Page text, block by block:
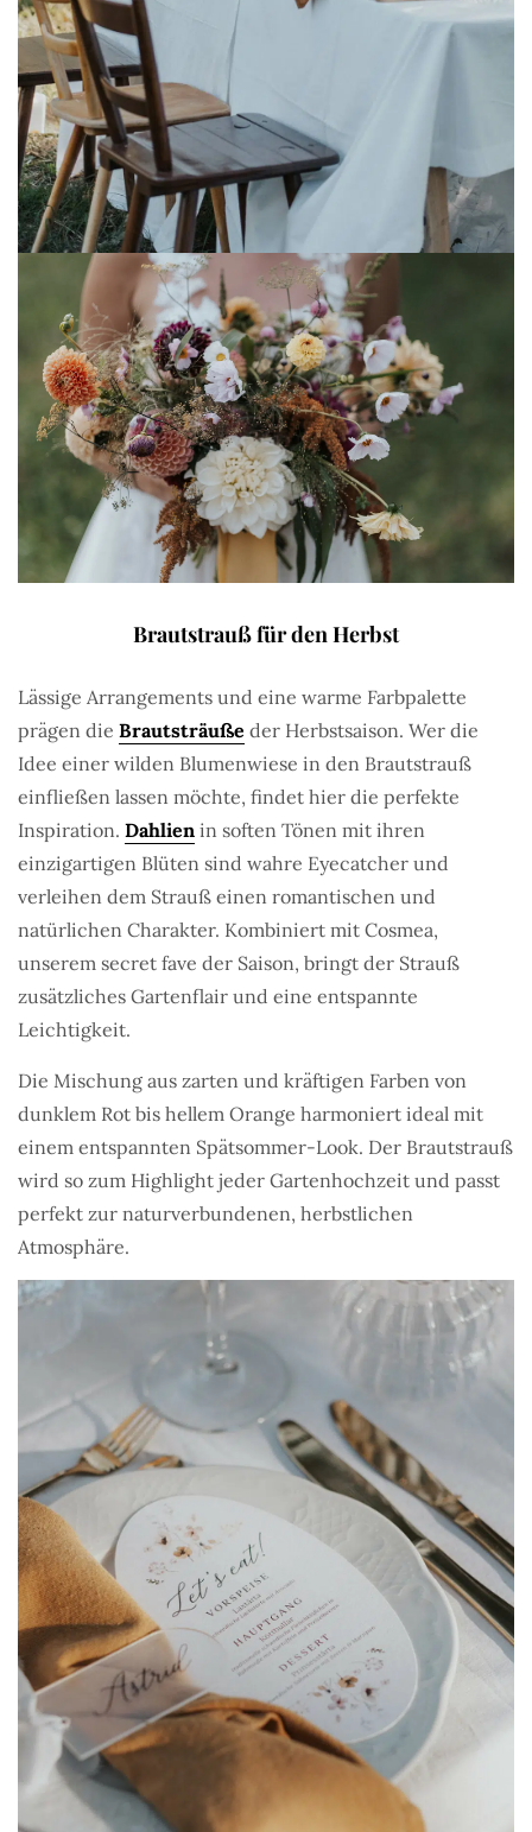
Brautstrauß für den Herbst
Lässige Arrangements und eine warme Farbpalette
prägen die Brautsträuße der Herbstsaison. Wer die
Idee einer wilden Blumenwiese in den Brautstrauß
einfließen lassen möchte, findet hier die perfekte
Inspiration. Dahlien in soften Tönen mit ihren
einzigartigen Blüten sind wahre Eyecatcher und
verleihen dem Strauß einen romantischen und
natürlichen Charakter. Kombiniert mit Cosmea,
unserem secret fave der Saison, bringt der Strauß
zusätzliches Gartenflair und eine entspannte
Leichtigkeit.
Die Mischung aus zarten und kräftigen Farben von
dunklem Rot bis hellem Orange harmoniert ideal mit
einem entspannten Spätsommer-Look. Der Brautstrauß
wird so zum Highlight jeder Gartenhochzeit und passt
perfekt zur naturverbundenen, herbstlichen
Atmosphäre.